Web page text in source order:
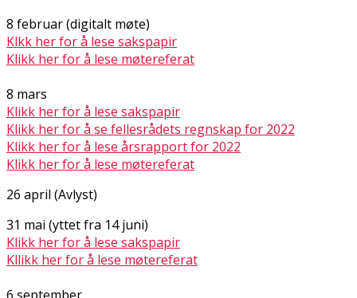
8 februar (digitalt møte)
Klkk her for å lese sakspapir
Klikk her for å lese møtereferat
8 mars
Klikk her for å lese sakspapir
Klikk her for å se fellesrådets regnskap for 2022
Klikk her for å lese årsrapport for 2022
Klikk her for å lese møtereferat
26 april (Avlyst)
31 mai (flyttet fra 14 juni)
Klikk her for å lese sakspapir
Kllikk her for å lese møtereferat